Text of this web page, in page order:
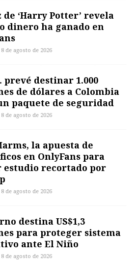
‘Harry Potter’ revela
dinero ha ganado en
de agosto de 2026
prevé destinar 1.000
de dólares a Colombia
paquete de seguridad
de agosto de 2026
la apuesta de
en OnlyFans para
estudio recortado por
de agosto de 2026
destina US$1,3
para proteger sistema
ante El Niño
de agosto de 2026